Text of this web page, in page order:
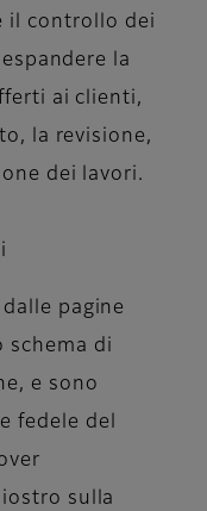
il controllo dei
la
ai clienti,
la revisione,
dei lavori.
pagine
schema di
e sono
fedele del
sulla